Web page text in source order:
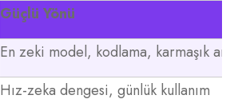
Güçlü Yönü
En zeki model, kodlama, karmaşık
Hız-zeka dengesi, günlük kullanım